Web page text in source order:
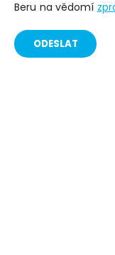
Beru na vědomí
ODESLAT